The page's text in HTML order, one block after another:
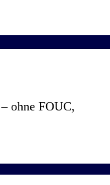
– ohne FOUC,